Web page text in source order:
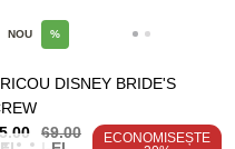
NOU %
DISNEY BRIDE'S
69.00
ECONOMISEȘTE